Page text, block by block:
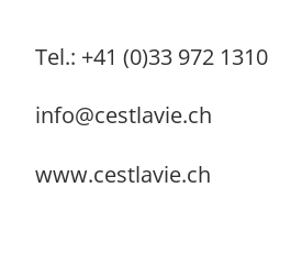
Tel.: +41 (0)33 972 1310
info@cestlavie.ch
www.cestlavie.ch